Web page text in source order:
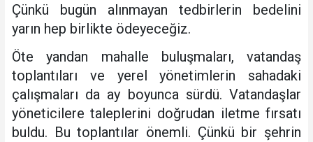
Çünkü bugün alınmayan tedbirlerin bedelini
yarın hep birlikte ödeyeceğiz.
Öte yandan mahalle buluşmaları, vatandaş
toplantıları ve yerel yönetimlerin sahadaki
çalışmaları da ay boyunca sürdü. Vatandaşlar
yöneticilere taleplerini doğrudan iletme fırsatı
buldu. Bu toplantılar önemli. Çünkü bir şehrin